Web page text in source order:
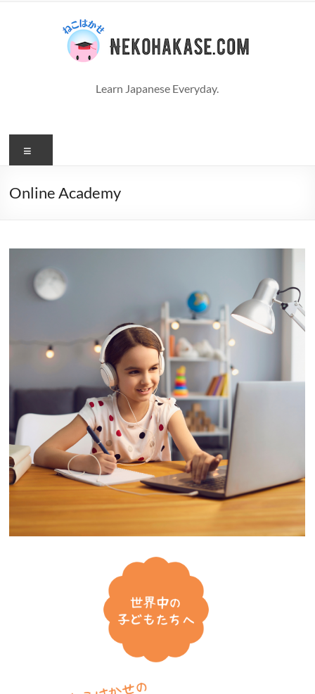
プ
Learn Japanese Everyday.
ニ
ー
Online Academy